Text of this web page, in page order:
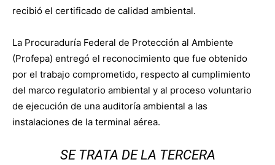
recibió el certificado de calidad ambiental.
La Procuraduría Federal de Protección al Ambiente
(Profepa) entregó el reconocimiento que fue obtenido
por el trabajo comprometido, respecto al cumplimiento
del marco regulatorio ambiental y al proceso voluntario
de ejecución de una auditoría ambiental a las
instalaciones de la terminal aérea.
SE TRATA DE LA TERCERA